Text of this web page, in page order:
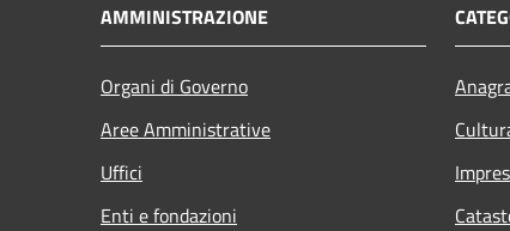
AMMINISTRAZIONE
Organi di Governo
Aree Amministrative
Uffici
Enti e fondazioni